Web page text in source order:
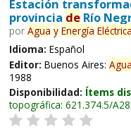
Estación
provincia deRío
por Agua y Energía
Idioma: Español
Editor: Buenos Aires: Agua
1988
Disponibilidad: Ítems
topográfica: 621.374.5/